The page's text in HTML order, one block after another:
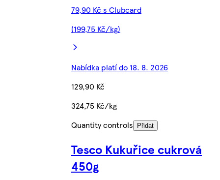
79,90 Kč s Clubcard
(199,75 Kč/kg)
Nabídka platí do 18. 8. 2026
129,90 Kč
324,75 Kč/kg
Quantity controls
Přidat
Tesco Kukuřice cukrová
450g